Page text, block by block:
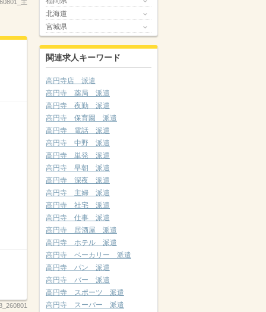
主
北海道
宮城県
関連求人キーワード
高円寺店 派遣
高円寺 薬局 派遣
高円寺 夜勤 派遣
高円寺 保育園 派遣
高円寺 電話 派遣
高円寺 中野 派遣
高円寺 単発 派遣
高円寺 早朝 派遣
高円寺 深夜 派遣
高円寺 主婦 派遣
高円寺 社宅 派遣
高円寺 仕事 派遣
高円寺 居酒屋 派遣
高円寺 ホテル 派遣
高円寺 ベーカリー 派遣
高円寺 パン 派遣
高円寺 バー 派遣
高円寺 スポーツ 派遣
高円寺 スーパー 派遣